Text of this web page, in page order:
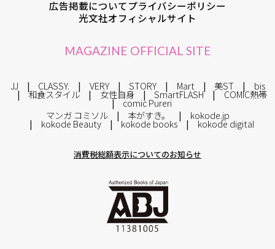
広告掲載についてプライバシーポリシー
光文社オフィシャルサイト
MAGAZINE OFFICIAL SITE
JJ CLASSY. VERY STORY Mart 美ST bis
和食スタイル 女性自身 SmartFLASH COMIC熱帯
comic Pureri
マンガ コミソル
本がすき。 kokode.jp
kokode Beauty kokode books kokode digital
消費税総額表示についてのお知らせ